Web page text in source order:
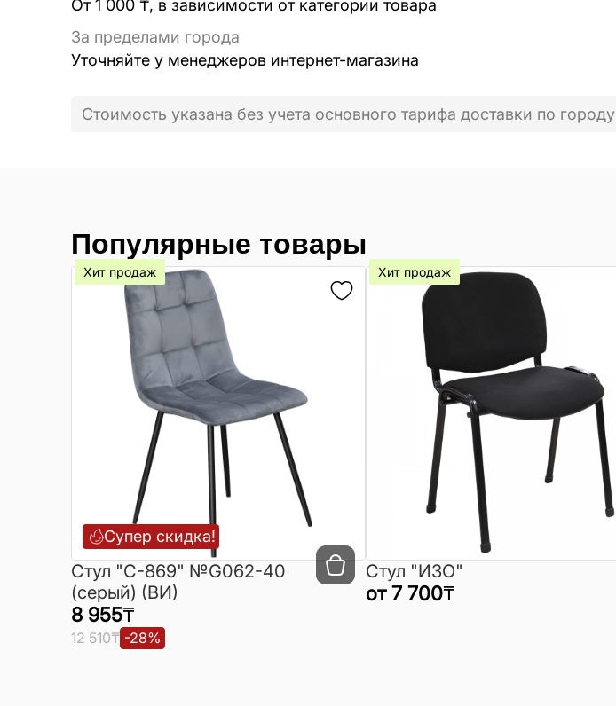
От 1 000 ₸, в зависимости от категории товара
За пределами города
Уточняйте у менеджеров интернет-магазина
Стоимость указана без учета основного тарифа доставки по городу
Популярные товары
Супер скидка!
Хит продаж
Cтул "C-869" №G062-40
(серый) (ВИ)
8 955₸
12 510₸ -28%
Хит продаж
Стул "ИЗО"
от 7 700₸